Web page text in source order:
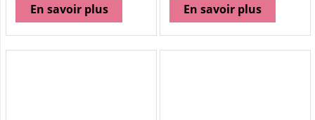
En savoir plus En savoir plus